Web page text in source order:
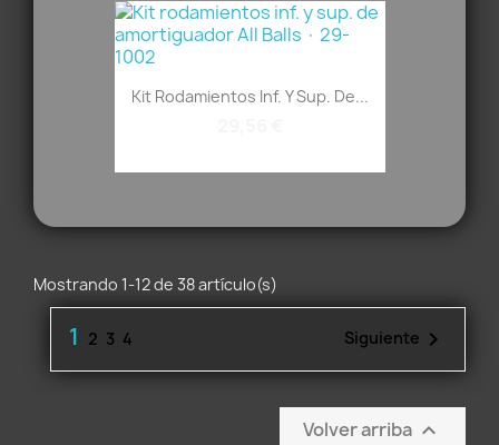
Kit Rodamientos Inf. Y Sup. De...
Mostrando 1-12 de 38 artículo(s)
1 2 3 4 Siguiente 
Volver arriba 